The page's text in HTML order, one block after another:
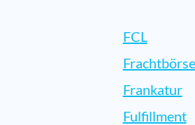
FCL
Frachtbörse
Frankatur
Fulfillment